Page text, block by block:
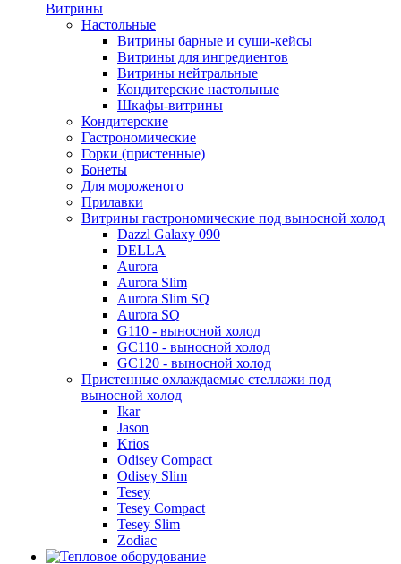
Витрины
Настольные
Витрины барные и суши-кейсы
Витрины для ингредиентов
Витрины нейтральные
Кондитерские настольные
Шкафы-витрины
Кондитерские
Гастрономические
Горки (пристенные)
Бонеты
Для мороженого
Прилавки
Витрины гастрономические под выносной холод
Dazzl Galaxy 090
DELLA
Aurora
Aurora Slim
Aurora Slim SQ
Aurora SQ
G110 - выносной холод
GC110 - выносной холод
GC120 - выносной холод
Пристенные охлаждаемые стеллажи под
выносной холод
Ikar
Jason
Krios
Odisey Compact
Odisey Slim
Tesey
Tesey Compact
Tesey Slim
Zodiac